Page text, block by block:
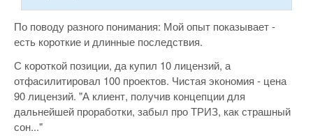
По поводу разного понимания: Мой опыт показывает -
есть короткие и длинные последствия.
С короткой позиции, да купил 10 лицензий, а
отфасилитировал 100 проектов. Чистая экономия - цена
90 лицензий. "А клиент, получив концепции для
дальнейшей проработки, забыл про ТРИЗ, как страшный
сон..."